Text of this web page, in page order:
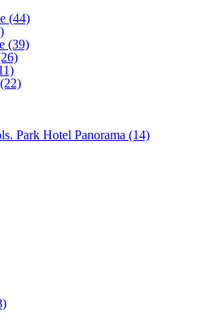
(44)
(39)
Park Hotel Panorama (14)